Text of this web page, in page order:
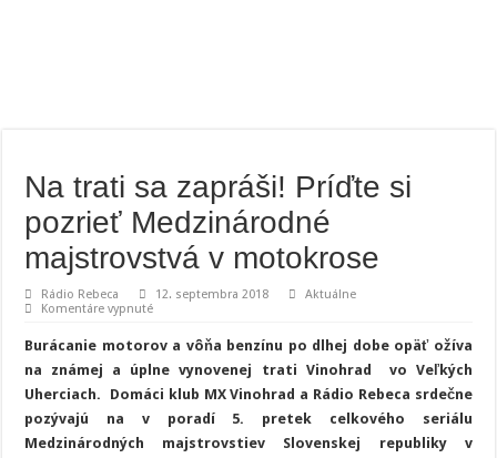
Na trati sa zapráši! Príďte si
pozrieť Medzinárodné
majstrovstvá v motokrose
Rádio Rebeca 12. septembra 2018
Aktuálne
Komentáre vypnuténa
sa
zapráši!
si
Medzinárodné
majstrovstvá
Burácanie motorov a vôňa benzínu po dlhej dobe opäť ožíva
na známej a úplne vynovenej trati Vinohrad vo Veľkých
Uherciach. Domáci klub MX Vinohrad a Rádio Rebeca srdečne
pozývajú na v poradí 5. pretek celkového seriálu
Medzinárodných majstrovstiev Slovenskej republiky v